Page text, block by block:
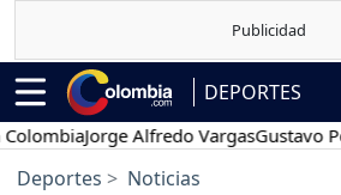
DEPORTES
Jorge Alfredo VargasGustavo Petro
Deportes Noticias